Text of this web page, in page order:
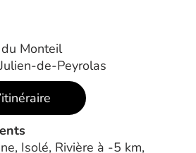
Monteil
de-Peyrolas
Isolé, Rivière à -5 km,